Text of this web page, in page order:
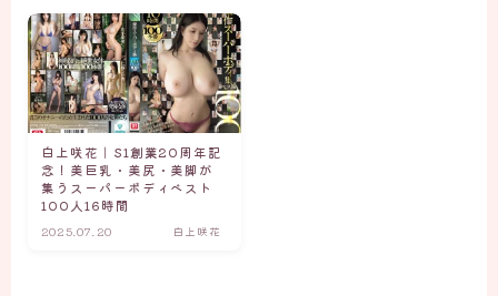
アイドル/グラドル
声優 / voice Actor
CONTENT CREATOR
白上咲花｜S1創業20周年記
念！美巨乳・美尻・美脚が
集うスーパーボディベスト
100人16時間
2025.07.20 白上咲花